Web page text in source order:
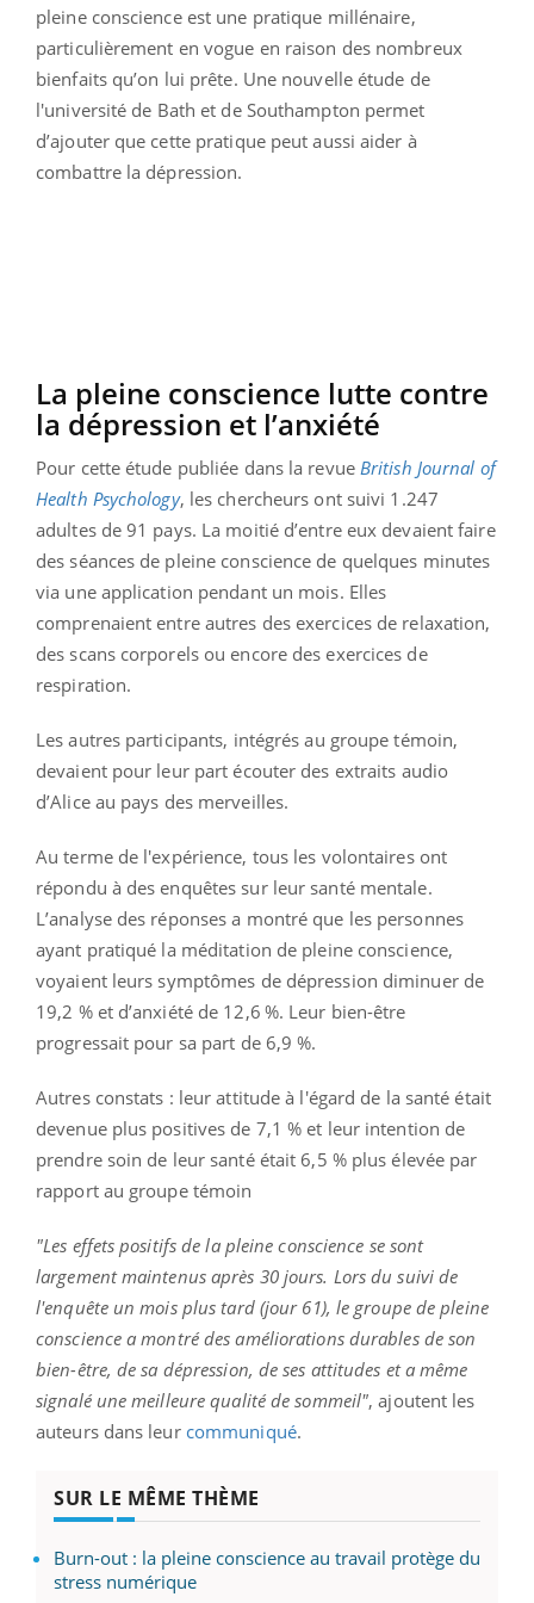
pleine conscience est une pratique millénaire,
particulièrement en vogue en raison des nombreux
bienfaits qu’on lui prête. Une nouvelle étude de
l'université de Bath et de Southampton permet
d’ajouter que cette pratique peut aussi aider à
combattre la dépression.
La pleine conscience lutte contre
la dépression et l’anxiété
Pour cette étude publiée dans la revue British Journal of
Health Psychology, les chercheurs ont suivi 1.247
adultes de 91 pays. La moitié d’entre eux devaient faire
des séances de pleine conscience de quelques minutes
via une application pendant un mois. Elles
comprenaient entre autres des exercices de relaxation,
des scans corporels ou encore des exercices de
respiration.
Les autres participants, intégrés au groupe témoin,
devaient pour leur part écouter des extraits audio
d’Alice au pays des merveilles.
Au terme de l'expérience, tous les volontaires ont
répondu à des enquêtes sur leur santé mentale.
L’analyse des réponses a montré que les personnes
ayant pratiqué la méditation de pleine conscience,
voyaient leurs symptômes de dépression diminuer de
19,2 % et d’anxiété de 12,6 %. Leur bien-être
progressait pour sa part de 6,9 %.
Autres constats : leur attitude à l'égard de la santé était
devenue plus positives de 7,1 % et leur intention de
prendre soin de leur santé était 6,5 % plus élevée par
rapport au groupe témoin
"Les effets positifs de la pleine conscience se sont
largement maintenus après 30 jours. Lors du suivi de
l'enquête un mois plus tard (jour 61), le groupe de pleine
conscience a montré des améliorations durables de son
bien-être, de sa dépression, de ses attitudes et a même
signalé une meilleure qualité de sommeil", ajoutent les
auteurs dans leur communiqué.
SUR LE MÊME THÈME
Burn-out : la pleine conscience au travail protège du
stress numérique